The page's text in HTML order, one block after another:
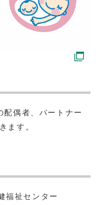
偶者、パートナー
ます。
福祉センター